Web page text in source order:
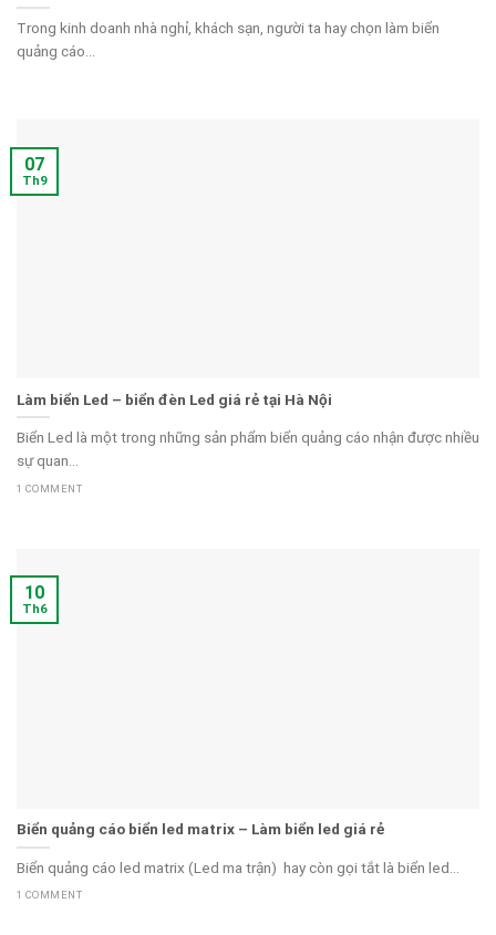
Trong kinh doanh nhà nghỉ, khách sạn, người ta hay chọn làm biển
quảng cáo...
Làm biển Led – biển đèn Led giá rẻ tại Hà Nội
Biển Led là một trong những sản phẩm biển quảng cáo nhận được nhiều
sự quan...
1 COMMENT
07
Th9
Biển quảng cáo biển led matrix – Làm biển led giá rẻ
Biển quảng cáo led matrix (Led ma trận) hay còn gọi tắt là biển led...
1 COMMENT
10
Th6